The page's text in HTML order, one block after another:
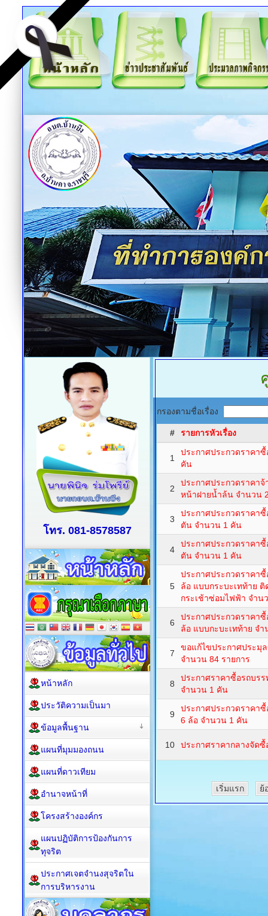
กรองตามชื่อเรื่อง
# รายการหัวเรื่อง
1
ประกาศประกวดราคา
คัน
2
ประกาศประกวดราคาจ้
หน้าฝายน้ำล้น จำนวน
3
ประกาศประกวดราคา
ตัน จำนวน 1 คัน
4
ประกาศประกวดราคา
ตัน จำนวน 1 คัน
5
ประกาศประกวดราคา
ล้อ แบบกระบะเทท้าย
กระเช้าซ่อมไฟฟ้า จำน
6
ประกาศประกวดราคา
ล้อ แบบกะบะเทท้าย จ
7
ขอแก้ไขประกาศประ
จำนวน 84 รายการ
8
ประกาศราคาซื้อรถบร
จำนวน 1 คัน
9
ประกาศประกวดราคา
6 ล้อ จำนวน 1 คัน
10 ประกาศราคากลางจัด
เริ่มแรก ย้
โทร. 081-8578587
หน้าหลัก
ประวัติความเป็นมา
ข้อมูลพื้นฐาน
แผนที่มุมมองถนน
แผนที่ดาวเทียม
อำนาจหน้าที่
โครงสร้างองค์กร
แผนปฏิบัติการป้องกันการ
ทุจริต
ประกาศเจตจำนงสุจริตใน
การบริหารงาน